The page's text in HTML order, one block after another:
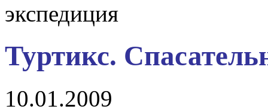
экспедиция
Туртикс.
10.01.2009